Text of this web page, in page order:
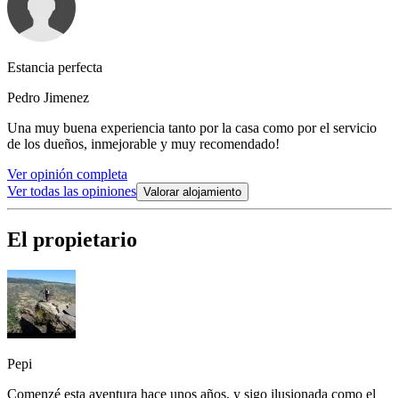
Estancia perfecta
Pedro Jimenez
Una muy buena experiencia tanto por la casa como por el servicio
de los dueños, inmejorable y muy recomendado!
Ver opinión completa
Ver todas las opiniones Valorar alojamiento
El propietario
Pepi
Comenzé esta aventura hace unos años, y sigo ilusionada como el